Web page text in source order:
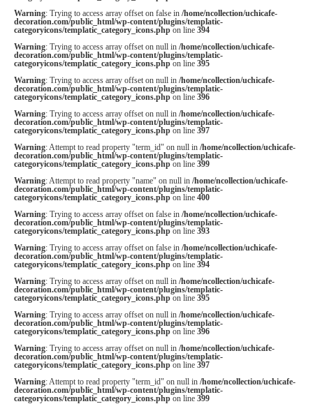
Warning: Trying to access array offset on false in /home/ncollection/uchicafe-
decoration.com/public_html/wp-content/plugins/templatic-
categoryicons/templatic_category_icons.phpon line 394
Warning: Trying to access array offset on null in /home/ncollection/uchicafe-
decoration.com/public_html/wp-content/plugins/templatic-
categoryicons/templatic_category_icons.phpon line 395
Warning: Trying to access array offset on null in /home/ncollection/uchicafe-
decoration.com/public_html/wp-content/plugins/templatic-
categoryicons/templatic_category_icons.phpon line 396
Warning: Trying to access array offset on null in /home/ncollection/uchicafe-
decoration.com/public_html/wp-content/plugins/templatic-
categoryicons/templatic_category_icons.phpon line 397
Warning: Attempt to read property "term_id" on null in /home/ncollection/uchicafe-
decoration.com/public_html/wp-content/plugins/templatic-
categoryicons/templatic_category_icons.phpon line 399
Warning: Attempt to read property "name" on null in /home/ncollection/uchicafe-
decoration.com/public_html/wp-content/plugins/templatic-
categoryicons/templatic_category_icons.phpon line 400
Warning: Trying to access array offset on false in /home/ncollection/uchicafe-
decoration.com/public_html/wp-content/plugins/templatic-
categoryicons/templatic_category_icons.phpon line 393
Warning: Trying to access array offset on false in /home/ncollection/uchicafe-
decoration.com/public_html/wp-content/plugins/templatic-
categoryicons/templatic_category_icons.phpon line 394
Warning: Trying to access array offset on null in /home/ncollection/uchicafe-
decoration.com/public_html/wp-content/plugins/templatic-
categoryicons/templatic_category_icons.phpon line 395
Warning: Trying to access array offset on null in /home/ncollection/uchicafe-
decoration.com/public_html/wp-content/plugins/templatic-
categoryicons/templatic_category_icons.phpon line 396
Warning: Trying to access array offset on null in /home/ncollection/uchicafe-
decoration.com/public_html/wp-content/plugins/templatic-
categoryicons/templatic_category_icons.phpon line 397
Warning: Attempt to read property "term_id" on null in /home/ncollection/uchicafe-
decoration.com/public_html/wp-content/plugins/templatic-
categoryicons/templatic_category_icons.phpon line 399